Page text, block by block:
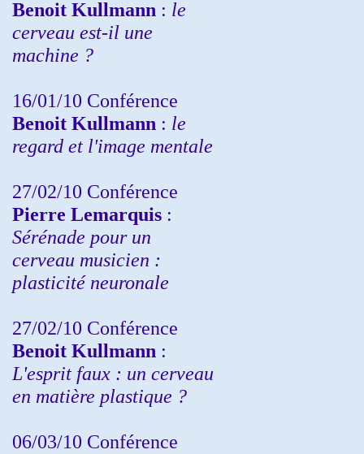
Benoit Kullmann : le
cerveau est-il une
machine ?
16/01/10 Conférence
Benoit Kullmann : le
regard et l'image mentale
27/02/10 Conférence
Pierre Lemarquis :
Sérénade pour un
cerveau musicien :
plasticité neuronale
27/02/10 Conférence
Benoit Kullmann :
L'esprit faux : un cerveau
en matière plastique ?
06/03/10 Conférence